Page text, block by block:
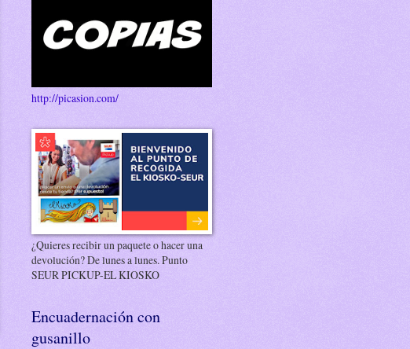
http://picasion.com/
¿Quieres recibir un paquete o hacer una
devolución? De lunes a lunes. Punto
SEUR PICKUP-EL KIOSKO
Encuadernación con
gusanillo